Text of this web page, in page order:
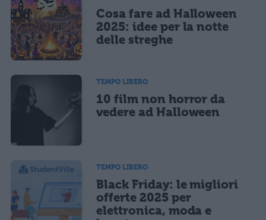
Cosa fare ad Halloween
2025: idee per la notte
delle streghe
TEMPO LIBERO
10 film non horror da
vedere ad Halloween
TEMPO LIBERO
Black Friday: le migliori
offerte 2025 per
elettronica, moda e